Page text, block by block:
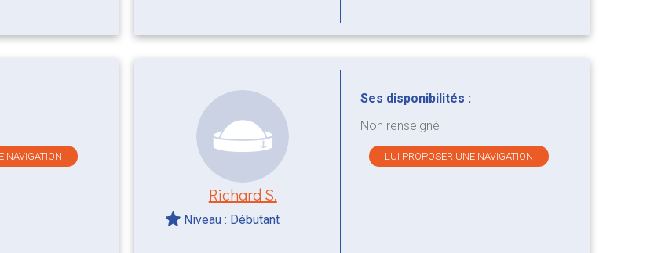
NAVIGATION
Richard S.
Niveau : Débutant
Ses disponibilités :
Non renseigné
LUI PROPOSER UNE NAVIGATION